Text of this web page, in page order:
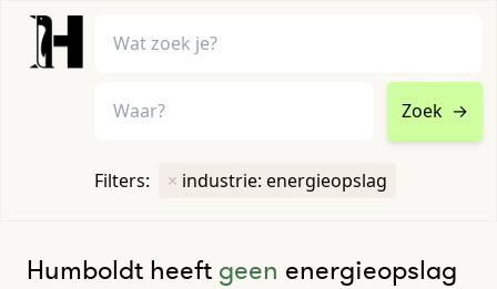
Zoek →
Filters: × industrie: energieopslag
Humboldt heeft geen energieopslag